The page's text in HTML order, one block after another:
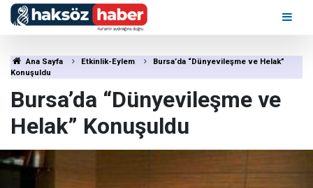
Ana Sayfa Etkinlik-Eylem
Bursa’da “Dünyevileşme ve Helak”
Konuşuldu
Bursa’da “Dünyevileşme ve
Helak” Konuşuldu